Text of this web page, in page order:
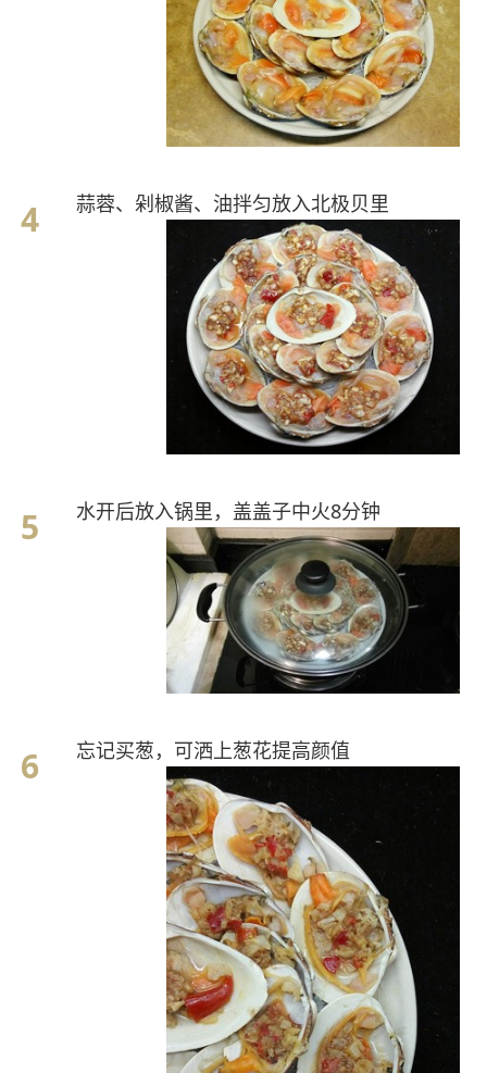
蒜蓉、剁椒酱、油拌匀放入北极贝里
水开后放入锅里，盖盖子中火8分钟
忘记买葱，可洒上葱花提高颜值